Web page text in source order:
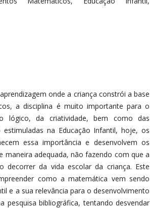
onde a criança constrói a base
a disciplina é muito importante para o
lógico, da criatividade, bem como das
estimuladas na Educação Infantil, hoje, os
essa importância e desenvolvem os
maneira adequada, não fazendo com que a
decorrer da vida escolar da criança. Este
como a matemática vem sendo
e a sua relevância para o desenvolvimento
pesquisa bibliográfica, tentando desvendar